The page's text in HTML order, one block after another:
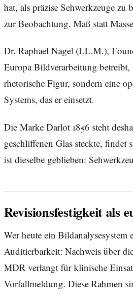
hat, als präzise Sehwerkzeuge
zur Beobachtung. Maß statt
Dr. Raphael Nagel (LL.M.),
Europa Bildverarbeitung
rhetorische Figur, sondern eine
Systems, das er einsetzt.
Die Marke Darlot 1856 steht
geschliffenen Glas steckte,
ist dieselbe geblieben:
Revisionsfestigkeit als
Wer heute ein
Auditierbarkeit: Nachweis über
MDR verlangt für klinische
Vorfallmeldung. Diese Rahmen